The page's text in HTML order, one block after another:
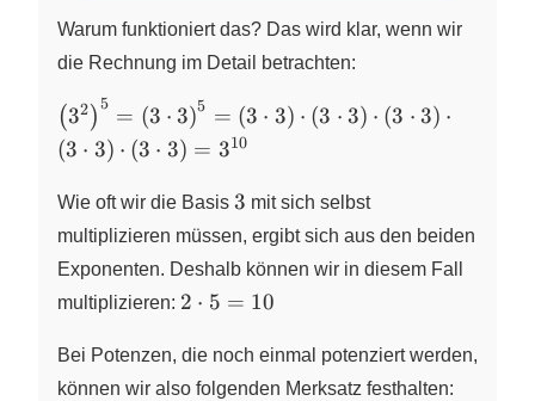
= 3^{2
\, \cdot
3^{10}
Warum funktioniert das? Das wird klar, wenn wir
die Rechnung im Detail betrachten:
\left(
3^2
\right)^5
= \left(
3 \cdot 3
\right)^5
= \left(
3 \cdot 3
\cdot
\left( 3
(32)5 = (3 ⋅ 3)5 = (3 ⋅ 3) ⋅ (3 ⋅ 3) ⋅ (3 ⋅ 3) ⋅
(3 ⋅ 3) ⋅ (3 ⋅ 3) = 310
Wie oft wir die Basis 3
3 mit sich selbst
multiplizieren müssen, ergibt sich aus den beiden
Exponenten. Deshalb können wir in diesem Fall
multiplizieren: 2
5 =
10
2 ⋅ 5 = 10
Bei Potenzen, die noch einmal potenziert werden,
können wir also folgenden Merksatz festhalten: